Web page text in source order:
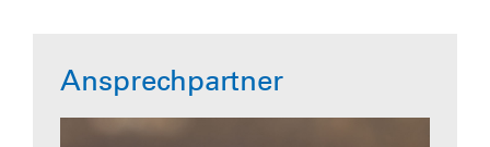
Ansprechpartner